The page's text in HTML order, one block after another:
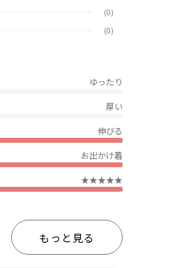
(0)
(0)
ゆったり
厚い
伸びる
お出かけ着
★★★★★
もっと見る